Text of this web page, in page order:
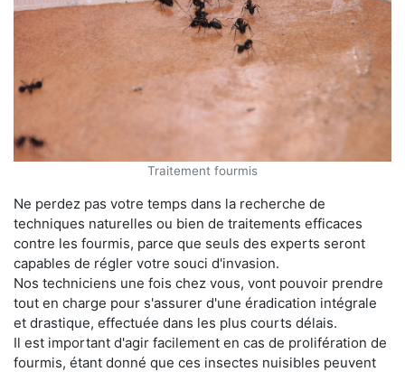
Traitement fourmis
Ne perdez pas votre temps dans la recherche de
techniques naturelles ou bien de traitements efficaces
contre les fourmis, parce que seuls des experts seront
capables de régler votre souci d'invasion.
Nos techniciens une fois chez vous, vont pouvoir prendre
tout en charge pour s'assurer d'une éradication intégrale
et drastique, effectuée dans les plus courts délais.
Il est important d'agir facilement en cas de prolifération de
fourmis, étant donné que ces insectes nuisibles peuvent